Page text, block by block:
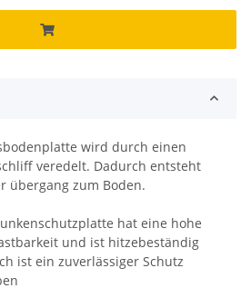
wird durch einen
veredelt. Dadurch entsteht
übergang zum Boden.
hat eine hohe
und ist hitzebeständig
ist ein zuverlässiger Schutz